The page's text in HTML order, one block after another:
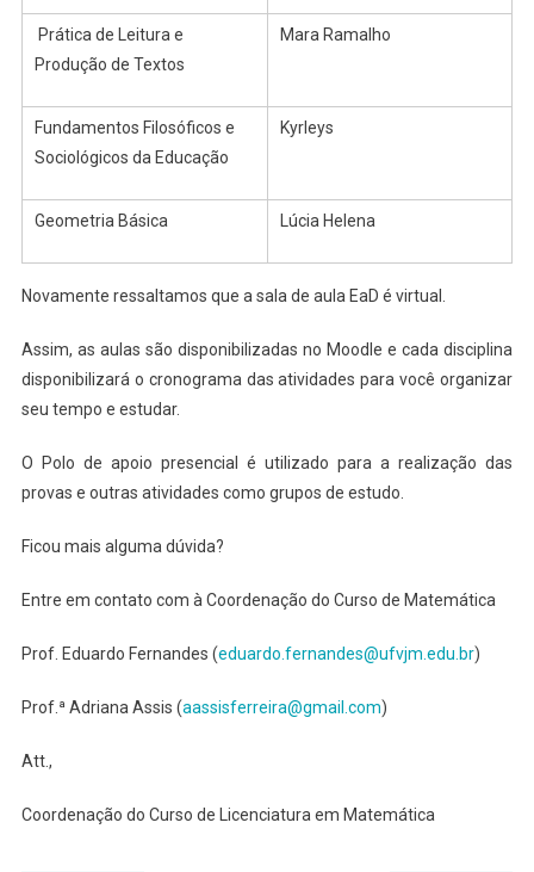
Prática de Leitura e
Produção de Textos
Mara Ramalho
Fundamentos Filosóficos e
Sociológicos da Educação
Kyrleys
Geometria Básica Lúcia Helena
Novamente ressaltamos que a sala de aula EaD é virtual.
Assim, as aulas são disponibilizadas no Moodle e cada disciplina
disponibilizará o cronograma das atividades para você organizar
seu tempo e estudar.
O Polo de apoio presencial é utilizado para a realização das
provas e outras atividades como grupos de estudo.
Ficou mais alguma dúvida?
Entre em contato com à Coordenação do Curso de Matemática
Prof. Eduardo Fernandes (eduardo.fernandes@ufvjm.edu.br)
Prof.ª Adriana Assis (aassisferreira@gmail.com)
Att.,
Coordenação do Curso de Licenciatura em Matemática